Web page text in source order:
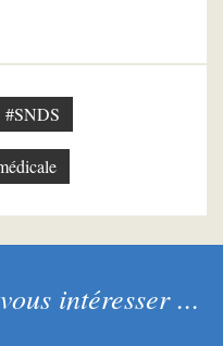
#SNDS
intéresser ...